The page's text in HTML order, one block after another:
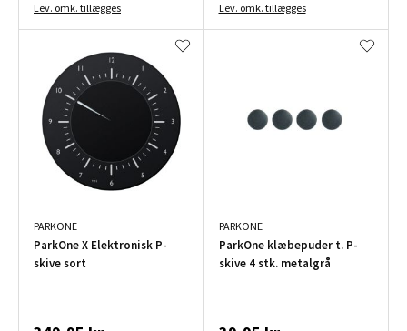
Lev. omk. tillægges Lev. omk. tillægges
PARKONE
ParkOne X Elektronisk P-
skive sort
PARKONE
ParkOne klæbepuder t. P-
skive 4 stk. metalgrå